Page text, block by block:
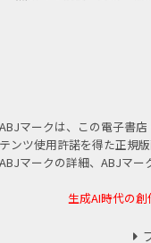
ABJマークは、この電子書
テンツ使用許諾を得た正規
ABJマークの詳細、ABJマ
生成AI時代の